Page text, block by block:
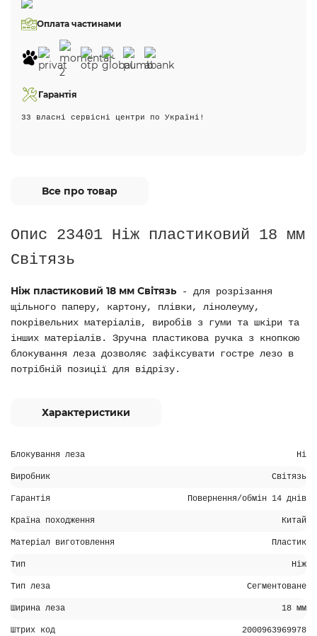
Оплата частинами
Гарантія
33 власні сервісні центри по Україні!
Все про товар
Опис 23401 Ніж пластиковий 18 мм
Світязь
Ніж пластиковий 18 мм Світязь - для розрізання
щільного паперу, картону, плівки, лінолеуму,
покрівельних матеріалів, виробів з гуми та шкіри та
інших матеріалів. Зручна пластикова ручка з кнопкою
блокування леза дозволяє зафіксувати гостре лезо в
потрібній позиції для відрізу.
Характеристики
Блокування леза Ні
Виробник Світязь
Гарантія Повернення/обмін 14 днів
Країна походження Китай
Матеріал виготовлення Пластик
Тип Ніж
Тип леза Сегментоване
Ширина леза 18 мм
Штрих код 2000963969978